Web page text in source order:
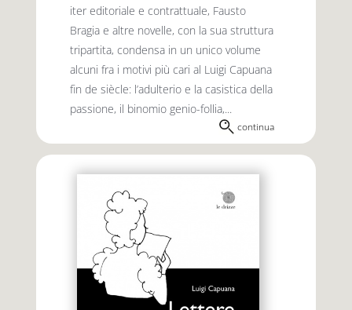
iter editoriale e contrattuale, Fausto
Bragia e altre novelle, con la sua struttura
tripartita, condensa in un unico volume
alcuni fra i motivi più cari al Luigi Capuana
fin de siècle: l’adulterio e la casistica della
passione, il binomio genio-follia,...
continua